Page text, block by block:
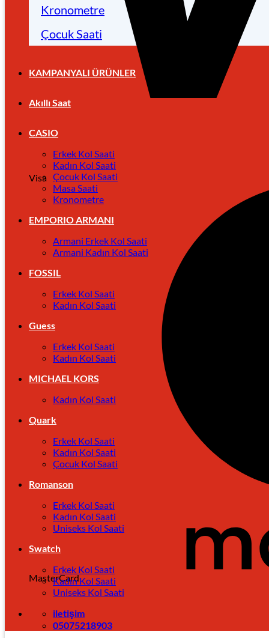
Visa
MasterCard
Kronometre
Çocuk Saati
KAMPANYALI ÜRÜNLER
Akıllı Saat
CASIO
Erkek Kol Saati
Kadın Kol Saati
Çocuk Kol Saati
Masa Saati
Kronometre
EMPORIO ARMANI
Armani Erkek Kol Saati
Armani Kadın Kol Saati
FOSSIL
Erkek Kol Saati
Kadın Kol Saati
Guess
Erkek Kol Saati
Kadın Kol Saati
MICHAEL KORS
Kadın Kol Saati
Quark
Erkek Kol Saati
Kadın Kol Saati
Çocuk Kol Saati
Romanson
Erkek Kol Saati
Kadın Kol Saati
Uniseks Kol Saati
Swatch
Erkek Kol Saati
Kadın Kol Saati
Uniseks Kol Saati
iletişim
05075218903